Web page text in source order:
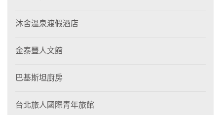
沐舍溫泉渡假酒店
金泰豐人文館
巴基斯坦廚房
台北旅人國際青年旅館